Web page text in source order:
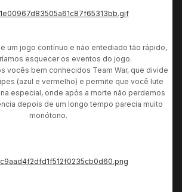
um jogo contínuo e não entediado tão rápido,
esquecer os eventos do jogo.
vocês bem conhecidos Team War, que divide
(azul e vermelho) e permite que você lute
especial, onde após a morte não perdemos
depois de um longo tempo parecia muito
monótono.